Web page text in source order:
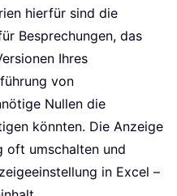
hierfür sind die
Besprechungen, das
Ihres
von
Nullen die
könnten. Die Anzeige
oft umschalten und
in Excel –